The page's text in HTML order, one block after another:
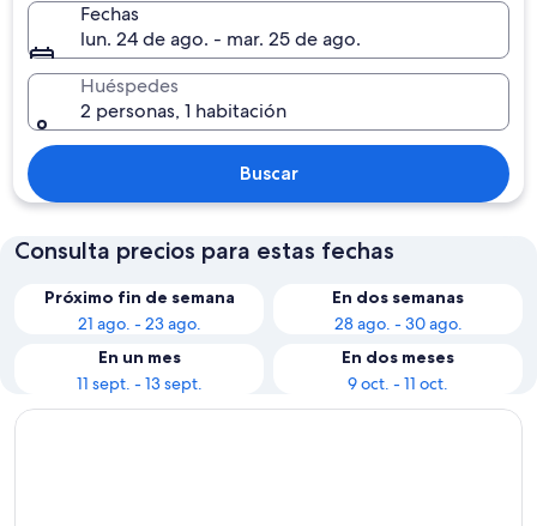
Fechas
lun. 24 de ago. - mar. 25 de ago.
Huéspedes
2 personas, 1 habitación
Buscar
Consulta precios para estas fechas
Próximo fin de semana
21 ago. - 23 ago.
En dos semanas
28 ago. - 30 ago.
En un mes
11 sept. - 13 sept.
En dos meses
9 oct. - 11 oct.